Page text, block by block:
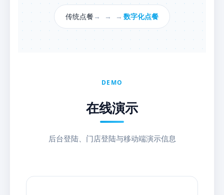
传统点餐 → → → 数字化点餐
DEMO
在线演示
后台登陆、门店登陆与移动端演示信息